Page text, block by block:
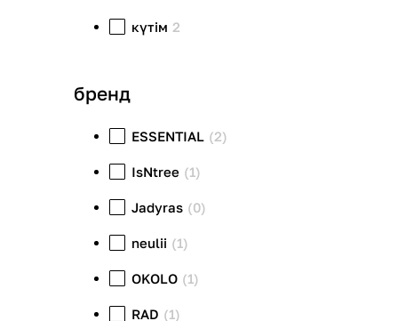
күтім 2
бренд
ESSENTIAL (2)
IsNtree (1)
Jadyras (0)
neulii (1)
OKOLO (1)
RAD (1)